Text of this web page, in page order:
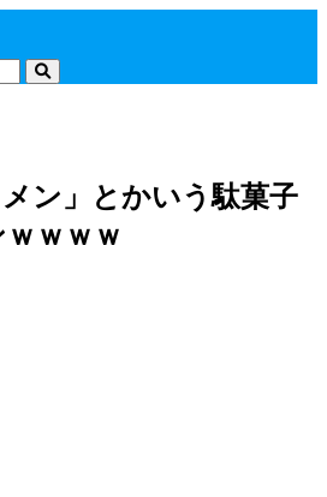
メン」とかいう駄菓子
ｗｗｗ